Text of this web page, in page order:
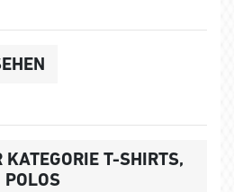
KATEGORIE T-SHIRTS,
POLOS